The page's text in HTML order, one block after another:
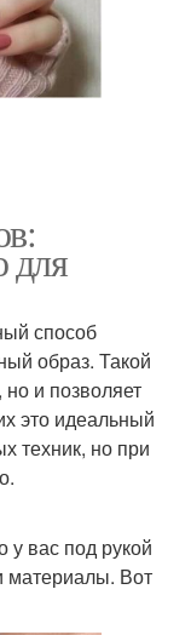
для
способ
образ. Такой
но и позволяет
это идеальный
техник, но при
у вас под рукой
материалы. Вот